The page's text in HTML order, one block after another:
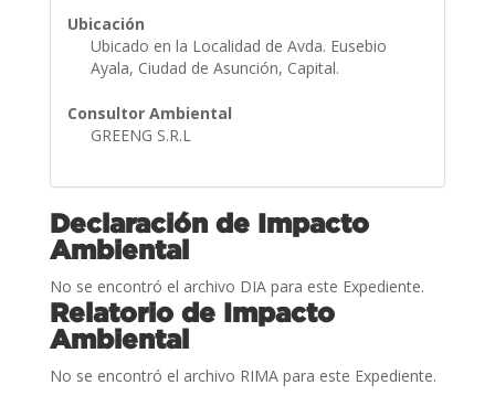
Ubicación
Ubicado en la Localidad de Avda. Eusebio
Ayala, Ciudad de Asunción, Capital.
Consultor Ambiental
GREENG S.R.L
Declaración de Impacto
Ambiental
No se encontró el archivo DIA para este Expediente.
Relatorio de Impacto
Ambiental
No se encontró el archivo RIMA para este Expediente.